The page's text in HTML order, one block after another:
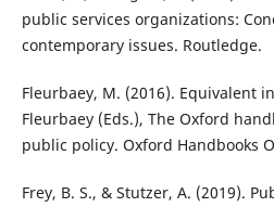
public services organizations:
contemporary issues. Routledge.
Fleurbaey, M. (2016). Equivalent
Fleurbaey (Eds.), The Oxford
public policy. Oxford Handbooks
Frey, B. S., & Stutzer, A. (2019).